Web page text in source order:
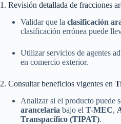
1. Revisión detallada de fracciones
Validar que la clasificación
clasificación errónea puede
Utilizar servicios de agentes
en comercio exterior.
2. Consultar beneficios vigentes en
Analizar si el producto puede
arancelaria bajo el T-MEC,
Transpacífico (TIPAT).